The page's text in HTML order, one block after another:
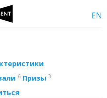
EN
6 Призы 3